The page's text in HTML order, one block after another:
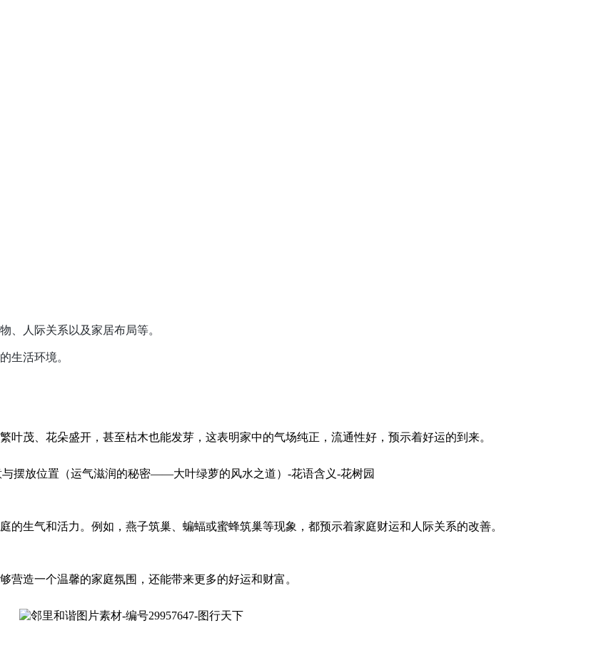
、人际关系以及家居布局等。
生活环境。
茂、花朵盛开，甚至枯木也能发芽，这表明家中的气场纯正，流通性好，预示着好运的到来。
生气和活力。例如，燕子筑巢、蝙蝠或蜜蜂筑巢等现象，都预示着家庭财运和人际关系的改善。
造一个温馨的家庭氛围，还能带来更多的好运和财富。